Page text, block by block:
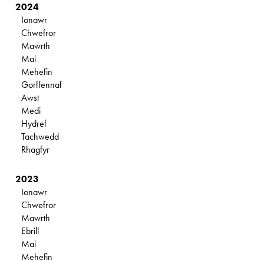
2024
Ionawr
Chwefror
Mawrth
Mai
Mehefin
Gorffennaf
Awst
Medi
Hydref
Tachwedd
Rhagfyr
2023
Ionawr
Chwefror
Mawrth
Ebrill
Mai
Mehefin